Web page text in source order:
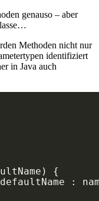
genauso – aber
Methoden nicht nur
identifiziert
in Java auch